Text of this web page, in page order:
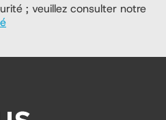
; veuillez consulter notre